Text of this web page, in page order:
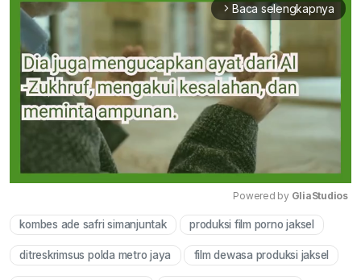
arrow_forward_ios Baca selengkapnya
Mute
Powered by GliaStudios
kombes ade safri simanjuntak produksi film porno jaksel
ditreskrimsus polda metro jaya film dewasa produksi jaksel